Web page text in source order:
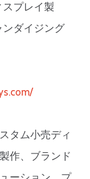
プレイ製
ダイジング
タム小売ディ
作、ブランド